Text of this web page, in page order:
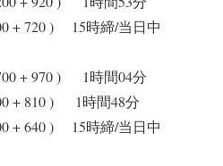
+ 720 ) 15時締/当日中
+ 970 ) 1時間04分
+ 810 ) 1時間48分
+ 640 ) 15時締/当日中